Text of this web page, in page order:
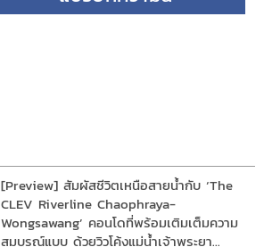
[Preview] สัมผัสชีวิตเหนือสายน้ำกับ ‘The
CLEV Riverline Chaophraya-
Wongsawang’ คอนโดที่พร้อมเติมเต็มความ
สมบูรณ์แบบ ด้วยวิวโค้งแม่น้ำเจ้าพระยา